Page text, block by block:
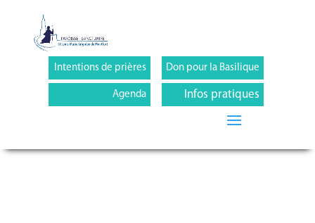
Intentions de prières
Agenda
Don pour la Basilique
Infos pratiques